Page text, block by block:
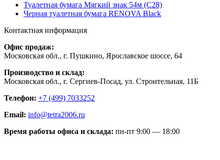
Туалетная бумага Мягкий знак 54м (С28)
Черная туалетная бумага RENOVA Black
Контактная информация
Офис продаж:
Московская обл., г. Пушкино, Ярославское шоссе, 64
Производство и склад:
Московская обл., г. Сергиев-Посад, ул. Строительная, 11Б
Телефон: +7 (499) 7033252
Email: info@tetra2006.ru
Время работы офиса и склада: пн-пт 9:00 — 18:00